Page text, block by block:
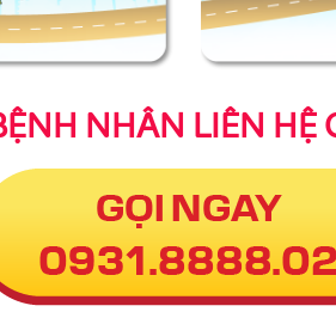
NHÂN LIÊN HỆ